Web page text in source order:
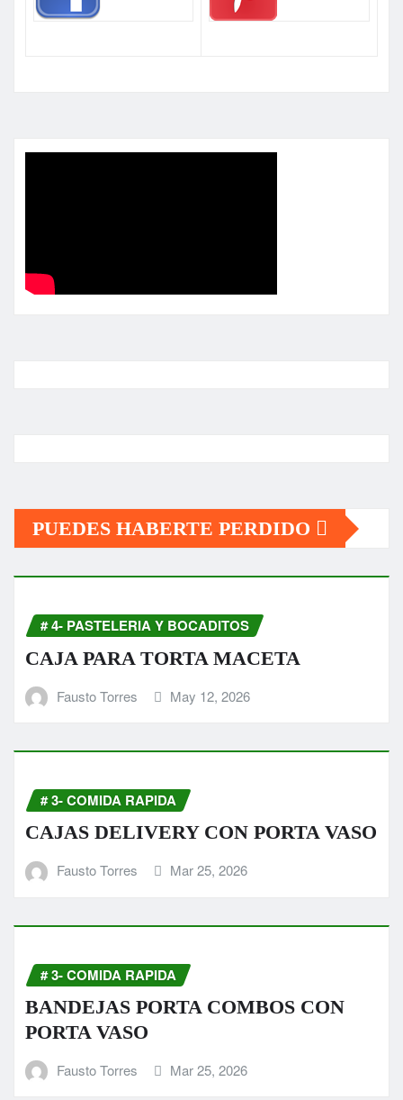
PUEDES HABERTE PERDIDO
# 4- PASTELERIA Y BOCADITOS
CAJA PARA TORTA MACETA
Fausto Torres May 12, 2026
# 3- COMIDA RAPIDA
CAJAS DELIVERY CON PORTA VASO
Fausto Torres Mar 25, 2026
# 3- COMIDA RAPIDA
BANDEJAS PORTA COMBOS CON
PORTA VASO
Fausto Torres Mar 25, 2026